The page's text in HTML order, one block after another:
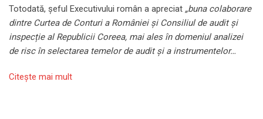
Totodată, șeful Executivului român a apreciat „buna colaborare
dintre Curtea de Conturi a României și Consiliul de audit și
inspecție al Republicii Coreea, mai ales în domeniul analizei
de risc în selectarea temelor de audit și a instrumentelor…
Citeşte mai mult